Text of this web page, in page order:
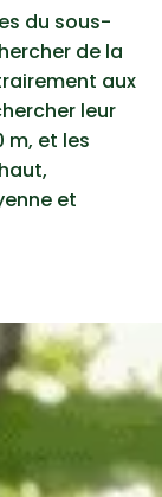
du sous-
de la
aux
leur
m, et les
et